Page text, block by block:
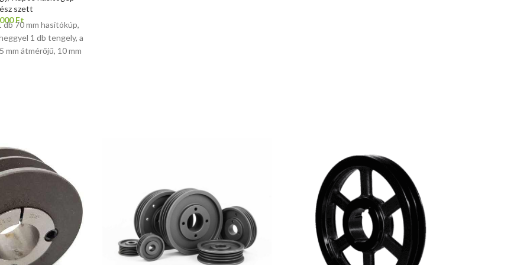
szett
Ft
70 mm hasítókúp,
1 db tengely, a
átmérőjű, 10 mm